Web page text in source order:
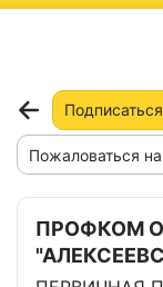
Пожаловаться
ПРОФКОМ